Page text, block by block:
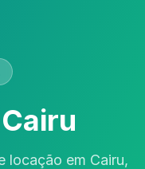
locação em Cairu,